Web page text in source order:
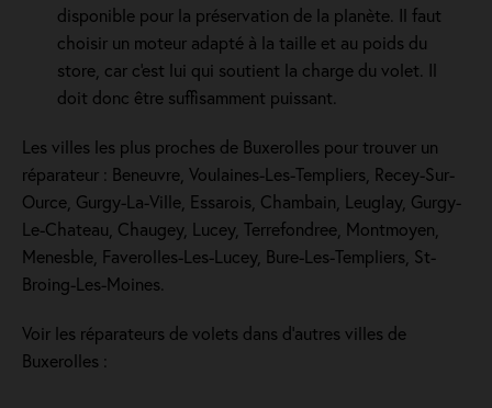
disponible pour la préservation de la planète. Il faut
choisir un moteur adapté à la taille et au poids du
store, car c'est lui qui soutient la charge du volet. Il
doit donc être suffisamment puissant.
Les villes les plus proches de Buxerolles pour trouver un
réparateur : Beneuvre, Voulaines-Les-Templiers, Recey-Sur-
Ource, Gurgy-La-Ville, Essarois, Chambain, Leuglay, Gurgy-
Le-Chateau, Chaugey, Lucey, Terrefondree, Montmoyen,
Menesble, Faverolles-Les-Lucey, Bure-Les-Templiers, St-
Broing-Les-Moines.
Voir les réparateurs de volets dans d’autres villes de
Buxerolles :